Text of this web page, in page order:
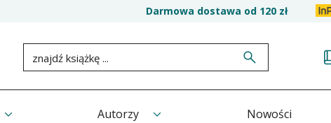
Darmowa dostawa od 120 zł
Autorzy Nowości